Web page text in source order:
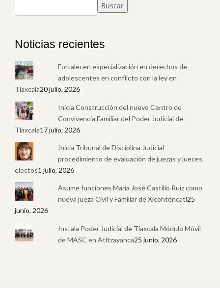
Buscar
Noticias recientes
Fortalecen especialización en derechos de
adolescentes en conflicto con la ley en
Tlaxcala20 julio, 2026
Inicia Construcción del nuevo Centro de
Convivencia Familiar del Poder Judicial de
Tlaxcala17 julio, 2026
Inicia Tribunal de Disciplina Judicial
procedimiento de evaluación de juezas y jueces
electos1 julio, 2026
Asume funciones María José Castillo Ruiz como
nueva jueza Civil y Familiar de Xicohténcatl25
junio, 2026
Instala Poder Judicial de Tlaxcala Módulo Móvil
de MASC en Atltzayanca25 junio, 2026